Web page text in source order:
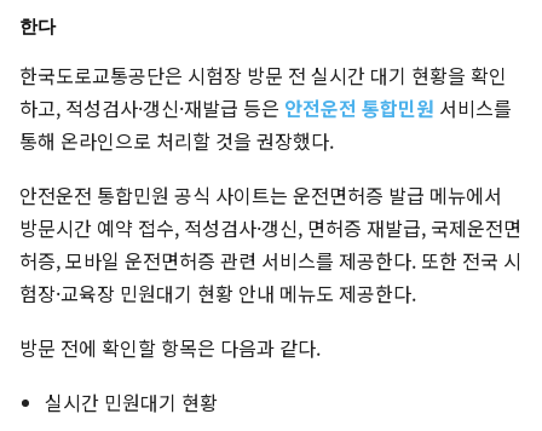
한다
한국도로교통공단은 시험장 방문 전 실시간 대기 현황을 확인
하고, 적성검사·갱신·재발급 등은 안전운전 통합민원 서비스를
통해 온라인으로 처리할 것을 권장했다.
안전운전 통합민원 공식 사이트는 운전면허증 발급 메뉴에서
방문시간 예약 접수, 적성검사·갱신, 면허증 재발급, 국제운전면
허증, 모바일 운전면허증 관련 서비스를 제공한다. 또한 전국 시
험장·교육장 민원대기 현황 안내 메뉴도 제공한다.
방문 전에 확인할 항목은 다음과 같다.
실시간 민원대기 현황